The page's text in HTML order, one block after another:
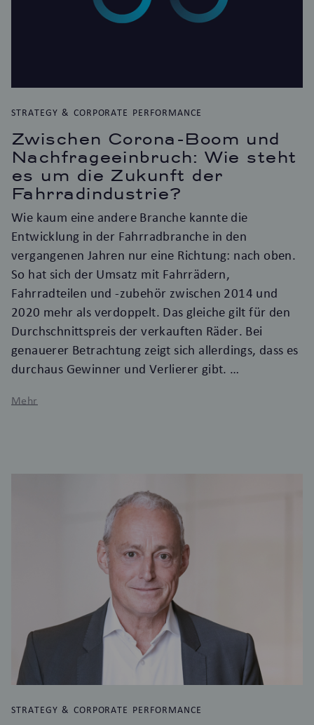
STRATEGY & CORPORATE PERFORMANCE
Zwischen Corona-Boom und
Nachfrageeinbruch: Wie steht
es um die Zukunft der
Fahrradindustrie?
Wie kaum eine andere Branche kannte die
Entwicklung in der Fahrradbranche in den
vergangenen Jahren nur eine Richtung: nach oben.
So hat sich der Umsatz mit Fahrrädern,
Fahrradteilen und -zubehör zwischen 2014 und
2020 mehr als verdoppelt. Das gleiche gilt für den
Durchschnittspreis der verkauften Räder. Bei
genauerer Betrachtung zeigt sich allerdings, dass es
durchaus Gewinner und Verlierer gibt.
Mehr
STRATEGY & CORPORATE PERFORMANCE